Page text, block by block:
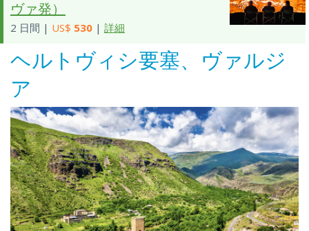
ヴァ発）
2 日間 | US$ 530 | 詳細
ヘルトヴィシ要塞、ヴァルジ
ア